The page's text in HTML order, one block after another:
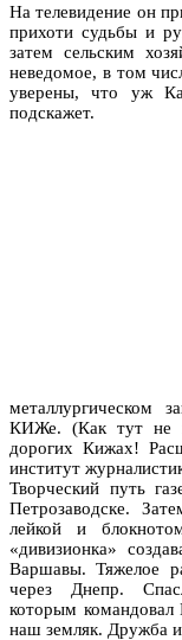
На телевидение он
прихоти судьбы и
затем сельским
неведомое, в том
уверены, что уж
подскажет.
металлургическом
КИЖе. (Как тут не
дорогих Кижах!
институт
Творческий путь
Петрозаводске.
лейкой и
«дивизионка»
Варшавы. Тяжелое
через Днепр.
которым
наш земляк. Дружба